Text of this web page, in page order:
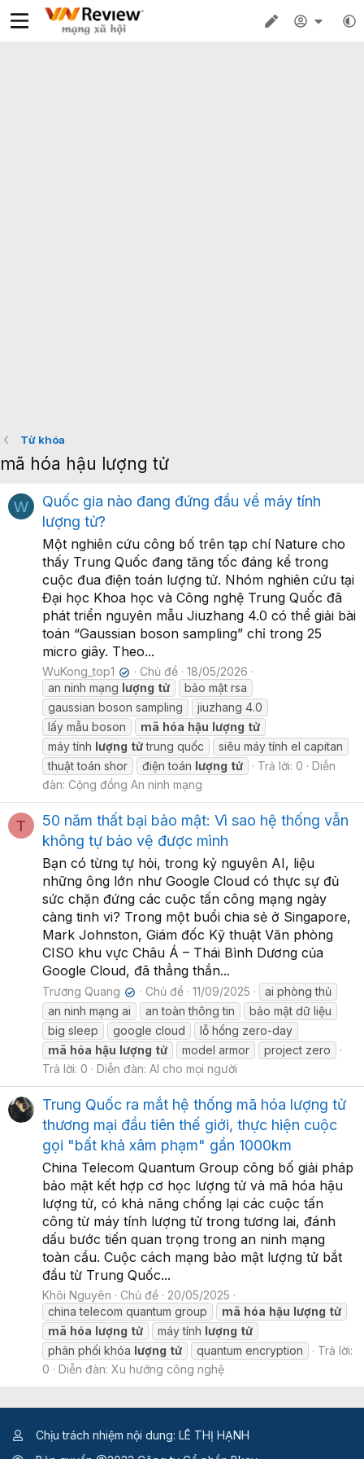
Từ khóa
mã hóa hậu lượng tử
W
Quốc gia nào đang đứng đầu về máy tính
lượng tử?
Một nghiên cứu công bố trên tạp chí Nature cho
thấy Trung Quốc đang tăng tốc đáng kể trong
cuộc đua điện toán lượng tử. Nhóm nghiên cứu tại
Đại học Khoa học và Công nghệ Trung Quốc đã
phát triển nguyên mẫu Jiuzhang 4.0 có thể giải bài
toán “Gaussian boson sampling” chỉ trong 25
micro giây. Theo...
WuKong_top1 ✔ Chủ đề
18/05/2026
an ninh mạng lượng tử
bảo mật rsa
gaussian boson sampling
jiuzhang 4.0
lấy mẫu boson
mã hóa hậu lượng tử
máy tính lượng tửtrung quốc
siêu máy tính el capitan
thuật toán shor
điện toán lượng tử Trả lời: 0
Diễn
đàn: Cộng đồng An ninh mạng
T
50 năm thất bại bảo mật: Vì sao hệ thống vẫn
không tự bảo vệ được mình
Bạn có từng tự hỏi, trong kỷ nguyên AI, liệu
những ông lớn như Google Cloud có thực sự đủ
sức chặn đứng các cuộc tấn công mạng ngày
càng tinh vi? Trong một buổi chia sẻ ở Singapore,
Mark Johnston, Giám đốc Kỹ thuật Văn phòng
CISO khu vực Châu Á – Thái Bình Dương của
Google Cloud, đã thẳng thắn...
Trương Quang ✔ Chủ đề 11/09/2025
ai phòng thủ
an ninh mạng ai
an toàn thông tin
bảo mật dữ liệu
big sleep
google cloud
lỗ hổng zero-day
mã hóa hậu lượng tử model armor
project zero
Trả lời: 0
Diễn đàn: AI cho mọi người
Trung Quốc ra mắt hệ thống mã hóa lượng tử
thương mại đầu tiên thế giới, thực hiện cuộc
gọi "bất khả xâm phạm" gần 1000km
China Telecom Quantum Group công bố giải pháp
bảo mật kết hợp cơ học lượng tử và mã hóa hậu
lượng tử, có khả năng chống lại các cuộc tấn
công từ máy tính lượng tử trong tương lai, đánh
dấu bước tiến quan trọng trong an ninh mạng
toàn cầu. Cuộc cách mạng bảo mật lượng tử bắt
đầu từ Trung Quốc...
Khôi Nguyên Chủ đề
20/05/2025
china telecom quantum group
mã hóa hậu lượng tử
mã hóa lượng tử máy tính lượng tử
phân phối khóa lượng tử quantum encryption
Trả lời:
0
Diễn đàn: Xu hướng công nghệ
Chịu trách nhiệm nội dung: LÊ THỊ HẠNH